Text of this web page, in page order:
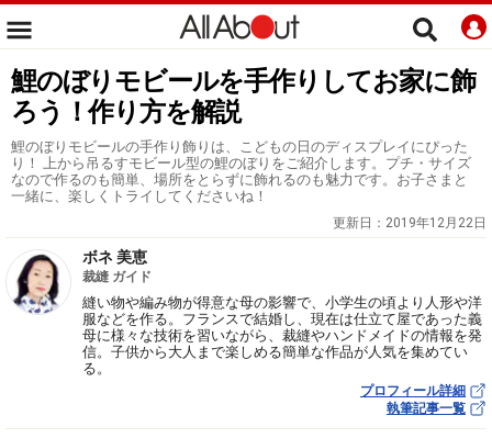
鯉のぼりモビールを手作りしてお家に飾
ろう！作り方を解説
鯉のぼりモビールの手作り飾りは、こどもの日のディスプレイにぴった
り！ 上から吊るすモビール型の鯉のぼりをご紹介します。プチ・サイズ
なので作るのも簡単、場所をとらずに飾れるのも魅力です。お子さまと
一緒に、楽しくトライしてくださいね！
更新日： 2019年12月22日
ボネ 美恵
裁縫 ガイド
縫い物や編み物が得意な母の影響で、小学生の頃より人形や洋
服などを作る。フランスで結婚し、現在は仕立て屋であった義
母に様々な技術を習いながら、裁縫やハンドメイドの情報を発
信。子供から大人まで楽しめる簡単な作品が人気を集めてい
る。
プロフィール詳細
執筆記事一覧